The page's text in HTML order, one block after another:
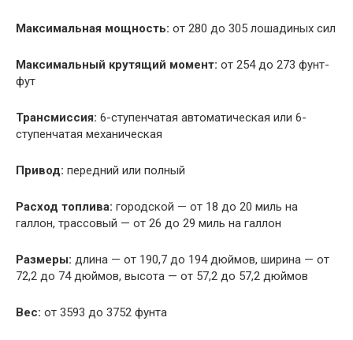
Максимальная мощность: от 280 до 305 лошадиных сил
Максимальный крутящий момент: от 254 до 273 фунт-
фут
Трансмиссия: 6-ступенчатая автоматическая или 6-
ступенчатая механическая
Привод: передний или полный
Расход топлива: городской — от 18 до 20 миль на
галлон, трассовый — от 26 до 29 миль на галлон
Размеры: длина — от 190,7 до 194 дюймов, ширина — от
72,2 до 74 дюймов, высота — от 57,2 до 57,2 дюймов
Вес: от 3593 до 3752 фунта